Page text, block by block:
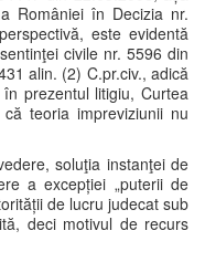
României în Decizia nr.
este evidentă
civile nr. 5596 din
alin. (2) C.pr.civ., adică
prezentul litigiu, Curtea
teoria impreviziunii nu
soluţia instanţei de
a excepției „puterii de
de lucru judecat sub
deci motivul de recurs